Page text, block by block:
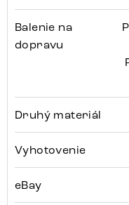
Balenie na
dopravu
Druhý materiál
Vyhotovenie
eBay